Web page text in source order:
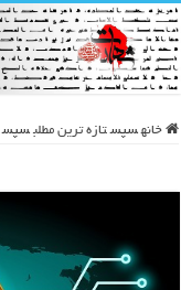
خانه سپس تازه ترین مطلب سپس